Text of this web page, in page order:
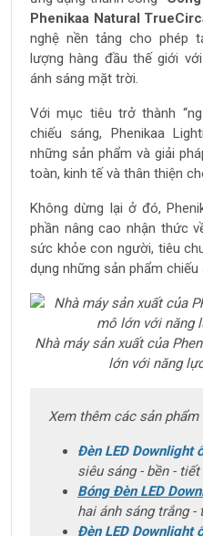
Phenikaa Natural
nghệ nền tảng cho phép
lượng hàng đầu thế giới
ánh sáng mặt trời.
Với mục tiêu trở thành
chiếu sáng, Phenikaa
những sản phẩm và giải
toàn, kinh tế và thân thiện
Không dừng lại ở đó,
phần nâng cao nhận thức
sức khỏe con người, tiêu
dụng những sản phẩm
Nhà máy sản xuất của
lớn với năng
Xem thêm các sản
Đèn LED Downlight
siêu sáng - bền -
Bóng Đèn LED
hai ánh sáng trắng -
Đèn LED Downlight